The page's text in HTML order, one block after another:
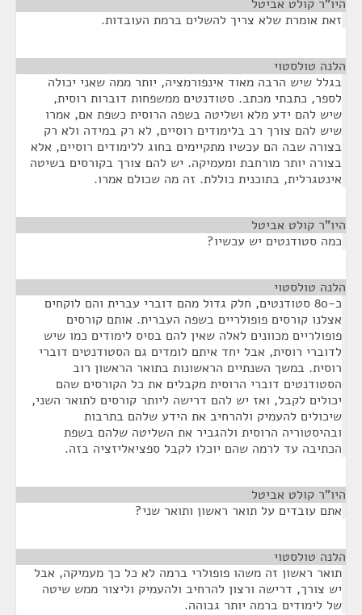
היו"ר קולט אביטל
זאת אומרת שלא צריך להשלים ברמת העובדות.
הלנה טולסטוי
בגלל שיש הרבה מאוד אינפורמציה, יותר ממה שאני יכולה
לספר, כתבתי מכתב. סטודנטים ממשפחות דוברות רוסית,
שיש להם ידע מלא ושליטה בשפה הרוסית כשפת אם, אמרו
שיש להם צורך רב בלימודים רוסיים, לא רק במידה ולא רק
בצורה שבה הם עכשיו מתקיימים בחוג ללימודים רוסיים, אלא
בצורה יותר מורחבת ומעמיקה. יש להם צורך בקורסים בשיטה
אינטגרלית, בתוכנית כוללת. זה מה שכולם אמרו.
היו"ר קולט אביטל
כמה סטודנטים יש עכשיו?
הלנה טולסטוי
כ-80 סטודנטים, חלק גדול מהם דוברי עברית והם לוקחים
אצלנו קורסים פופולריים בשפה העברית. אותם קורסים
פופולריים מכוונים לאלה שאין להם בסיס לימודים כמו שיש
לדוברי רוסית, אבל יחד איתם לומדים גם הסטודנטים דוברי
רוסית. במשך השנתיים הראשונות בתואר הראשון רוב
הסטודנטים דוברי הרוסית מקבלים את כל הקורסים שהם
יכולים לקבל, ואז יש להם דרישה ליותר קורסים לתואר השני,
שיכולים להעמיק ולהרחיב את הידע שלהם בתרבות
ובהיסטוריה הרוסית ולהגביר את השליטה שלהם בשפת
הכתיבה עד לרמה שהם יוכלו לקבל ספציאליזציה בזה.
היו"ר קולט אביטל
אתם עובדים על תואר ראשון ותואר שני?
הלנה טולסטוי
תואר ראשון זה משהו פופולרי ברמה לא כל כך מעמיקה, אבל
יש צורך, דרישה ורצון להרחיב ולהעמיק וליצור ממש שיטה
של לימודים ברמה יותר גבוהה.